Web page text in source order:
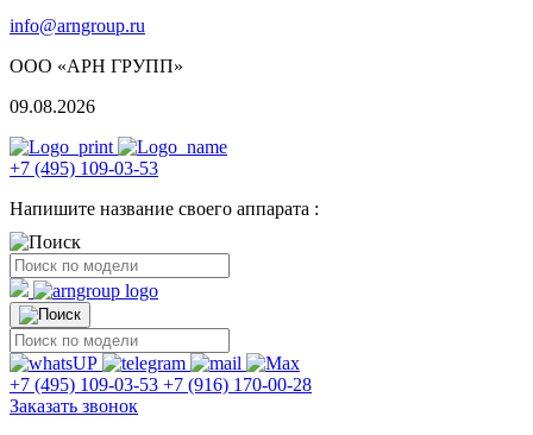
info@arngroup.ru
ООО «АРН ГРУПП»
09.08.2026
+7 (495) 109-03-53
Напишите название своего аппарата :
+7 (495) 109-03-53 +7 (916) 170-00-28
Заказать звонок